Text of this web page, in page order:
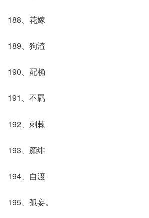
188、花嫁
189、狗渣
190、配桷
191、不羁
192、刺棘
193、颜绯
194、自渡
195、孤妄。